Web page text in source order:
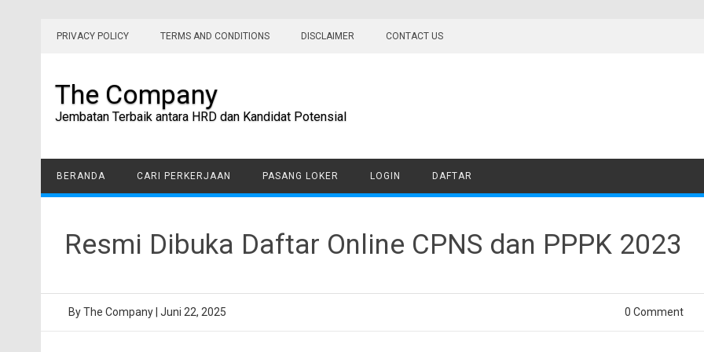
PRIVACY POLICY TERMS AND CONDITIONS DISCLAIMER CONTACT US
The Company
Jembatan Terbaik antara HRD dan Kandidat Potensial
BERANDA CARI PERKERJAAN PASANG LOKER LOGIN DAFTAR
Resmi Dibuka Daftar Online CPNS dan PPPK 2023
ByThe Company Juni 22, 2025 0 Comment